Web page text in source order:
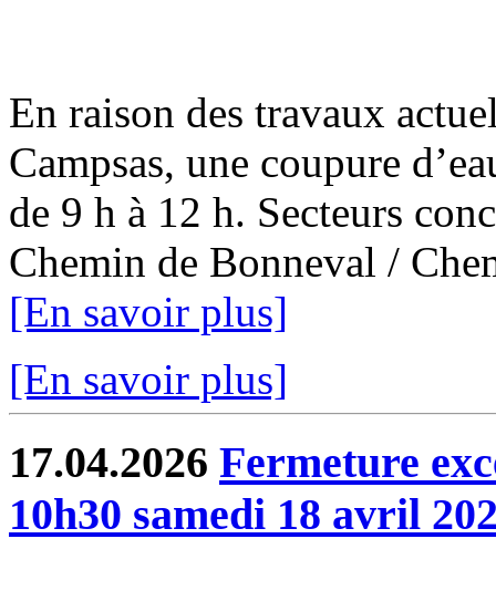
En raison des travaux
Campsas, une coupure
de 9 h à 12 h. Secteurs
Chemin de Bonneval /
[En savoir plus]
[En savoir plus]
17.04.2026 Fermeture
10h30 samedi 18 avril